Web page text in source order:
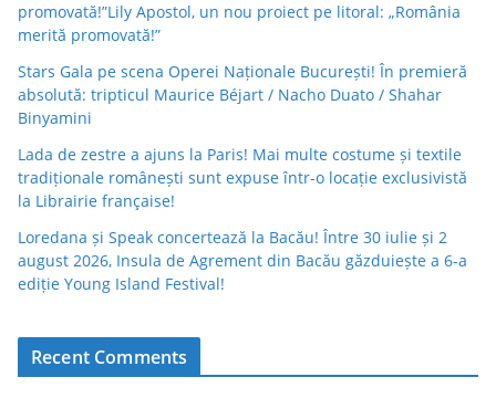
promovată!”Lily Apostol, un nou proiect pe litoral: „România
merită promovată!”
Stars Gala pe scena Operei Naționale București! În premieră
absolută: tripticul Maurice Béjart / Nacho Duato / Shahar
Binyamini
Lada de zestre a ajuns la Paris! Mai multe costume și textile
tradiționale românești sunt expuse într-o locație exclusivistă
la Librairie française!
Loredana și Speak concertează la Bacău! Între 30 iulie și 2
august 2026, Insula de Agrement din Bacău găzduiește a 6-a
ediție Young Island Festival!
Recent Comments